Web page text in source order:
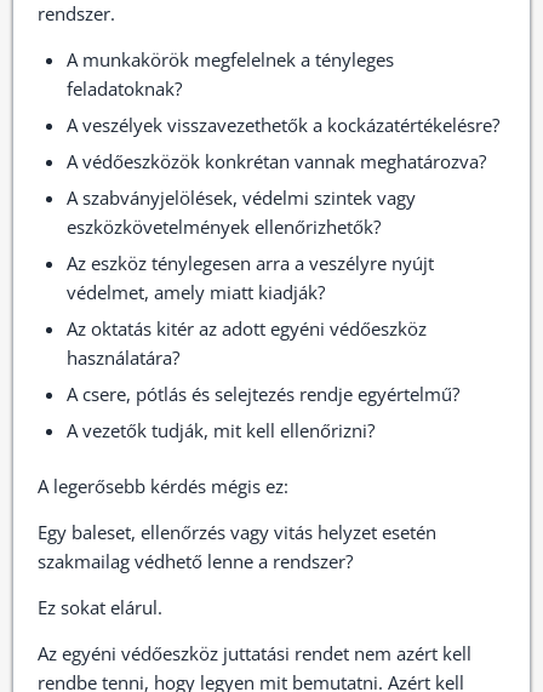
rendszer.
A munkakörök megfelelnek a tényleges
feladatoknak?
A veszélyek visszavezethetők a kockázatértékelésre?
A védőeszközök konkrétan vannak meghatározva?
A szabványjelölések, védelmi szintek vagy
eszközkövetelmények ellenőrizhetők?
Az eszköz ténylegesen arra a veszélyre nyújt
védelmet, amely miatt kiadják?
Az oktatás kitér az adott egyéni védőeszköz
használatára?
A csere, pótlás és selejtezés rendje egyértelmű?
A vezetők tudják, mit kell ellenőrizni?
A legerősebb kérdés mégis ez:
Egy baleset, ellenőrzés vagy vitás helyzet esetén
szakmailag védhető lenne a rendszer?
Ez sokat elárul.
Az egyéni védőeszköz juttatási rendet nem azért kell
rendbe tenni, hogy legyen mit bemutatni. Azért kell